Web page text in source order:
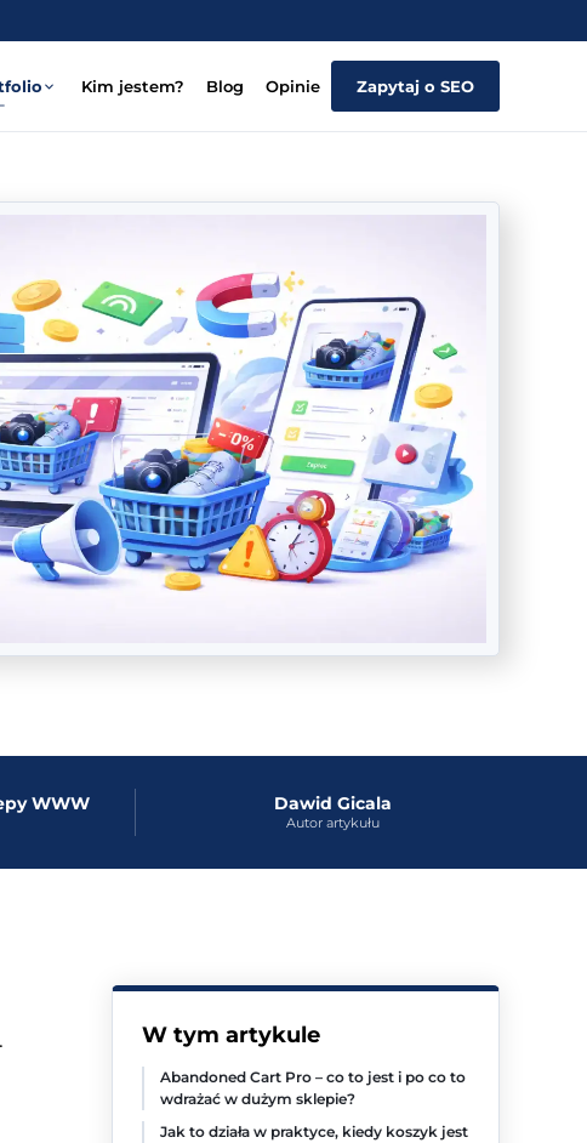
Kim jestem? Blog Opinie Zapytaj o SEO
WWW Dawid Gicala
Autor artykułu
W tym artykule
Abandoned Cart Pro – co to jest i po co to
wdrażać w dużym sklepie?
Jak to działa w praktyce, kiedy koszyk jest